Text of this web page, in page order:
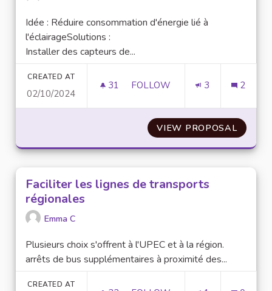
Idée : Réduire consommation d'énergie lié à
l'éclairageSolutions :
Installer des capteurs de...
CREATED AT
02/10/2024
31 31 FOLLOWERS
FOLLOW 3 2
VIEW PROPOSAL
Faciliter les lignes de transports
régionales
Emma C
Plusieurs choix s'offrent à l'UPEC et à la région.
arrêts de bus supplémentaires à proximité des...
CREATED AT